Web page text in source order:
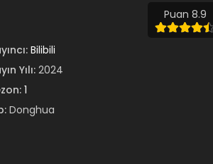
Puan 8.9
Bilibili
Yılı:2024
1
Donghua